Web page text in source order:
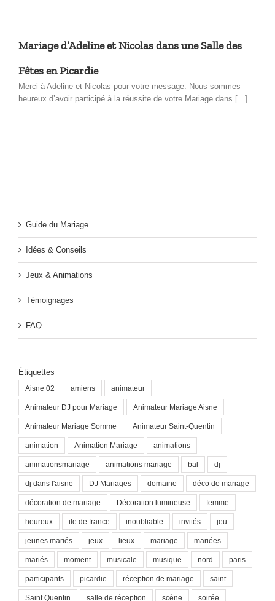
Mariage d’Adeline et Nicolas dans une Salle des
Fêtes en Picardie
Merci à Adeline et Nicolas pour votre message. Nous sommes
heureux d’avoir participé à la réussite de votre Mariage dans [...]
Guide du Mariage
Idées & Conseils
Jeux & Animations
Témoignages
FAQ
Étiquettes
Aisne 02 amiens animateur
Animateur DJ pour Mariage Animateur Mariage Aisne
Animateur Mariage Somme Animateur Saint-Quentin
animation Animation Mariage animations
animationsmariage animations mariage bal dj
dj dans l'aisne DJ Mariages domaine déco de mariage
décoration de mariage Décoration lumineuse femme
heureux ile de france inoubliable invités jeu
jeunes mariés jeux lieux mariage mariées
mariés moment musicale musique nord paris
participants picardie réception de mariage saint
Saint Quentin salle de réception scène soirée